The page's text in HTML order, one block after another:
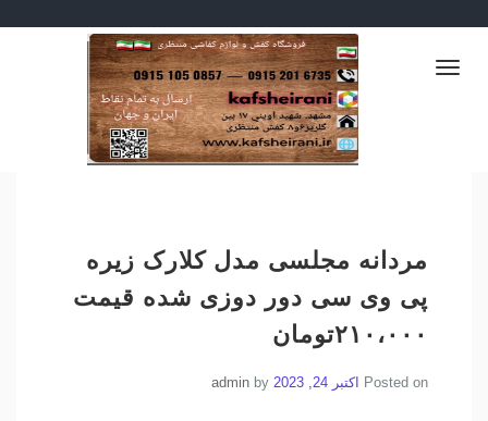
content
Toggle
ارزانکده کفش.دمپایی.اسپرت
راحتی .کفش راحتی.کفش پیاده
روی.دمپایی ارزان.صندل
ارزان.کتونی ارزان.کفش
حراجی.کتونی حراجی
💐👡 فروش عمده کفش و ارسال به سراسر ایران
👢🌷
مردانه مجلسی مدل کلارک زیره
پی وی سی دور دوزی شده قیمت
۲۱۰،۰۰۰تومان
Posted on اکتبر 24, 2023 admin